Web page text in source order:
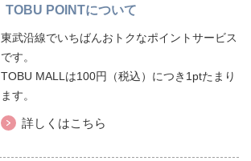
TOBU POINTについて
東武沿線でいちばんおトクなポイントサービス
です。
TOBU MALLは100円（税込）につき1ptたまり
ます。
詳しくはこちら